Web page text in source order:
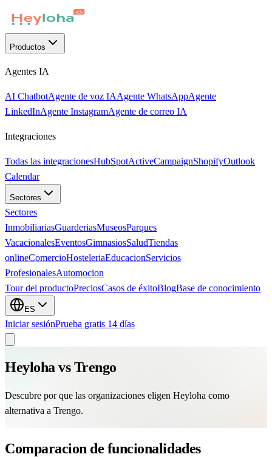
Productos
Agentes IA
AI ChatbotAgente de voz IAAgente WhatsAppAgente
LinkedInAgente InstagramAgente de correo IA
Integraciones
Todas las integracionesHubSpotActiveCampaignShopifyOutlook
Calendar
Sectores
Sectores
InmobiliariasGuarderiasMuseosParques
VacacionalesEventosGimnasiosSaludTiendas
onlineComercioHosteleriaEducacionServicios
ProfesionalesAutomocion
Tour del productoPreciosCasos de éxitoBlogBase de conocimiento
ES
Iniciar sesiónPrueba gratis 14 días
Heyloha vsTrengo
Descubre por que las organizaciones eligen Heyloha como
alternativa a Trengo.
Comparacion de funcionalidades